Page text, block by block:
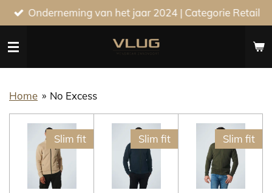
Ga
direct
naar
Onderneming van het jaar 2024 | Categorie Retail
Home » No Excess
Slim fit Slim fit Slim fit